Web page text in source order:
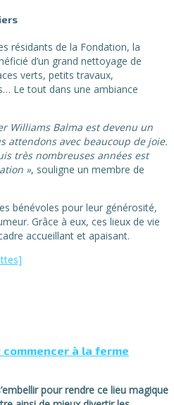
résidants de la Fondation, la
d’un grand nettoyage de
verts, petits travaux,
Le tout dans une ambiance
Williams Balma est devenu un
attendons avec beaucoup de joie.
très nombreuses années est
», souligne un membre de
bénévoles pour leur générosité,
Grâce à eux, ces lieux de vie
accueillant et apaisant.
à la ferme
pour rendre ce lieu magique